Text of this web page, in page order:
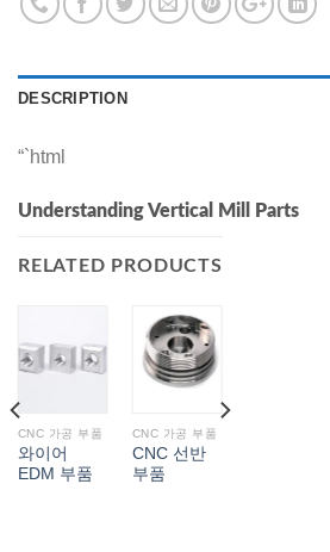
DESCRIPTION
“`html
Understanding Vertical Mill Parts
RELATED PRODUCTS
CNC 가공 부품
와이어
EDM 부품
CNC 가공 부품
CNC 선반
부품